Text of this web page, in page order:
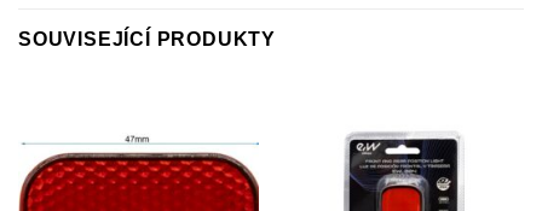
SOUVISEJÍCÍ PRODUKTY